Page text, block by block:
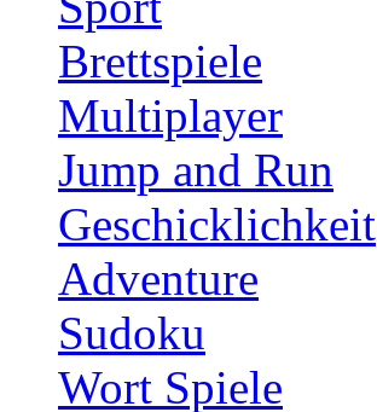
Brettspiele
Multiplayer
Jump and Run
Geschicklichkeit
Adventure
Sudoku
Wort Spiele